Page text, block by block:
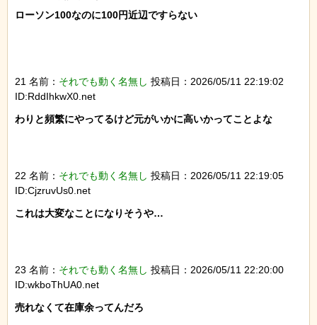
ローソン100なのに100円近辺ですらない
21 名前： それでも動く名無し 投稿日：2026/05/11 22:19:02
ID:RddIhkwX0.net
わりと頻繁にやってるけど元がいかに高いかってことよな
22 名前： それでも動く名無し 投稿日：2026/05/11 22:19:05
ID:CjzruvUs0.net
これは大変なことになりそうや…
23 名前： それでも動く名無し 投稿日：2026/05/11 22:20:00
ID:wkboThUA0.net
売れなくて在庫余ってんだろ